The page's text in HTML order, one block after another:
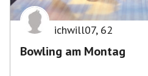
ichwill07, 62
Bowling am Montag